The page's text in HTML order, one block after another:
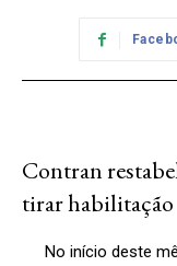
Contran
tirar habilitação
No início deste